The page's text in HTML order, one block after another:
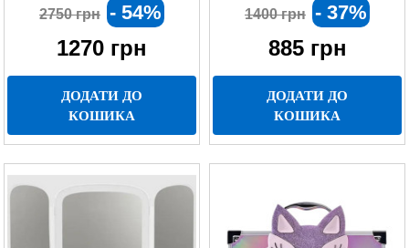
2750 грн - 54%
1270 грн
ДОДАТИ ДО
КОШИКА
1400 грн - 37%
885грн
ДОДАТИ ДО
КОШИКА